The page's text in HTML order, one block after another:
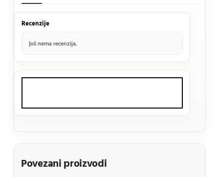
Recenzije
Još nema recenzija.
Povezani proizvodi